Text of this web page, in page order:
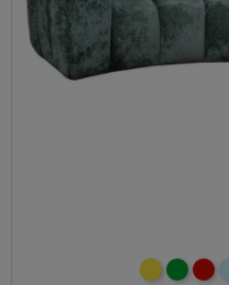
żółtyzielony